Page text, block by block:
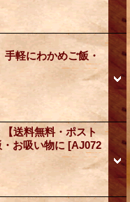
軽にわかめご飯・
送料無料・ポスト
お吸い物に [AJ072